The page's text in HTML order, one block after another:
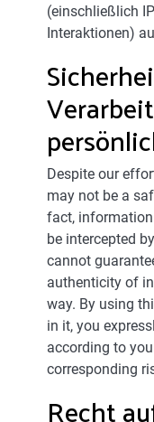
(einschließlich
Interaktionen)
Despite our
may not be a
fact,
be intercepted
cannot
authenticity of
way. By using
in it, you
according to
corresponding
Recht